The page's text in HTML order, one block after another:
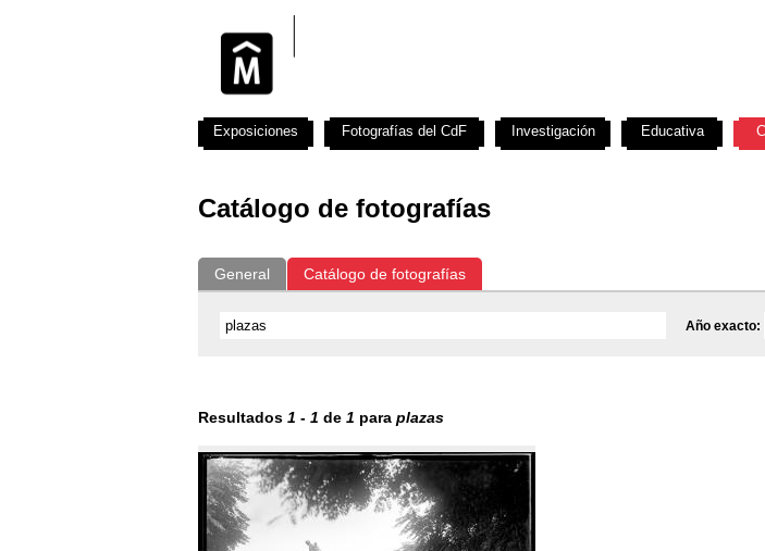
Catálogo de fotografías
General Catálogo de fotografías
Año exacto:
Resultados 1 - 1 de 1 para plazas
Exposiciones Fotografías del CdF Investigación Educativa